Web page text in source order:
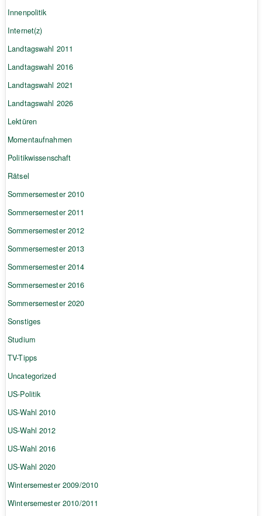
Innenpolitik
Internet(z)
Landtagswahl 2011
Landtagswahl 2016
Landtagswahl 2021
Landtagswahl 2026
Lektüren
Momentaufnahmen
Politikwissenschaft
Rätsel
Sommersemester 2010
Sommersemester 2011
Sommersemester 2012
Sommersemester 2013
Sommersemester 2014
Sommersemester 2016
Sommersemester 2020
Sonstiges
Studium
TV-Tipps
Uncategorized
US-Politik
US-Wahl 2010
US-Wahl 2012
US-Wahl 2016
US-Wahl 2020
Wintersemester 2009/2010
Wintersemester 2010/2011